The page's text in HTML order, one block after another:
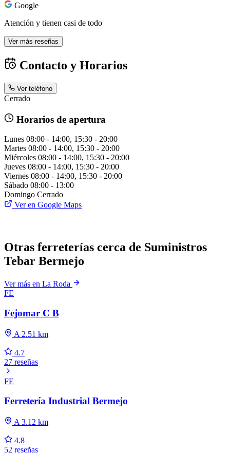
Google
Atención y tienen casi de todo
Ver más reseñas
Contacto y Horarios
Ver teléfono
Cerrado
Horarios de apertura
Lunes 08:00 - 14:00, 15:30 - 20:00
Martes 08:00 - 14:00, 15:30 - 20:00
Miércoles 08:00 - 14:00, 15:30 - 20:00
Jueves 08:00 - 14:00, 15:30 - 20:00
Viernes 08:00 - 14:00, 15:30 - 20:00
Sábado 08:00 - 13:00
Domingo Cerrado
Ver en Google Maps
Otras ferreterías cerca de Suministros
Tebar Bermejo
Ver más en La Roda
FE
Fejomar C B
A 2.51 km
4.7
27 reseñas
FE
Ferretería Industrial Bermejo
A 3.12 km
4.8
52 reseñas